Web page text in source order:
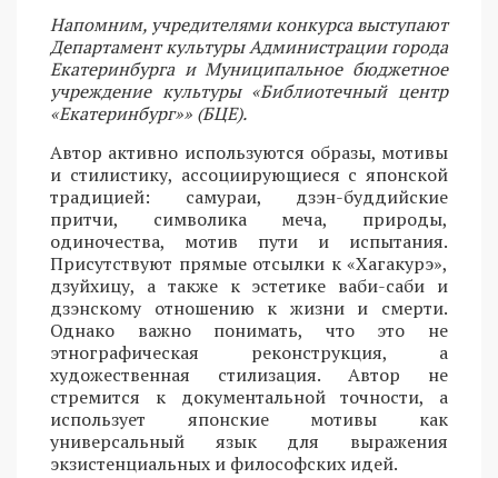
Напомним, учредителями конкурса выступают
Департамент культуры Администрации города
Екатеринбурга и Муниципальное бюджетное
учреждение культуры «Библиотечный центр
«Екатеринбург»» (БЦЕ).
Автор активно используются образы, мотивы
и стилистику, ассоциирующиеся с японской
традицией: самураи, дзэн-буддийские
притчи, символика меча, природы,
одиночества, мотив пути и испытания.
Присутствуют прямые отсылки к «Хагакурэ»,
дзуйхицу, а также к эстетике ваби-саби и
дзэнскому отношению к жизни и смерти.
Однако важно понимать, что это не
этнографическая реконструкция, а
художественная стилизация. Автор не
стремится к документальной точности, а
использует японские мотивы как
универсальный язык для выражения
экзистенциальных и философских идей.